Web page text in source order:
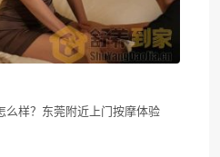
样？东莞附近上门按摩体验